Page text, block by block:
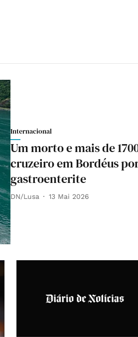
Internacional
Um morto e mais de
cruzeiro em Bordéus
gastroenterite
DN/Lusa 13 Mai 2026